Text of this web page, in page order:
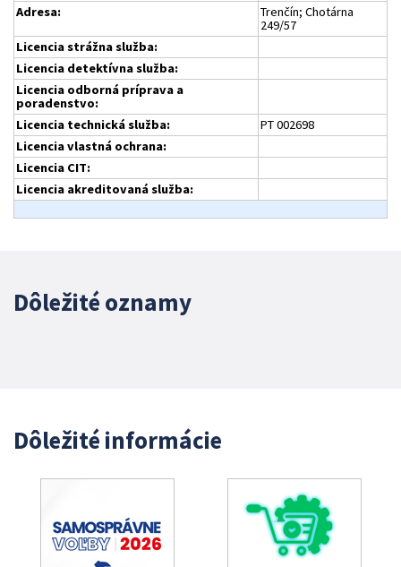
Adresa:
Trenčín; Chotárna
249/57
Licencia strážna služba:
Licencia detektívna služba:
Licencia odborná príprava a
poradenstvo:
Licencia technická služba:
PT 002698
Licencia vlastná ochrana:
Licencia CIT:
Licencia akreditovaná služba:
Dôležité oznamy
Dôležité informácie